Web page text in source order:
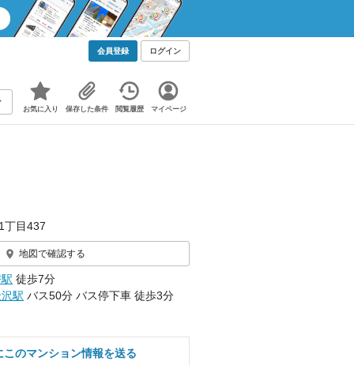
会員登録 ログイン
お気に入り 保存した条件 閲覧履歴 マイページ
丁目437
地図で確認する
徒歩7分
駅 バス50分 バス停下車 徒歩3分
のマンション情報を送る